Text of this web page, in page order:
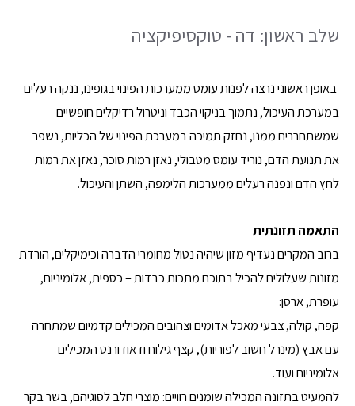
שלב ראשון: דה - טוקסיפיקציה
באופן ראשוני נרצה לפנות עומס ממערכות הפינוי בגופינו, ננקה רעלים
במערכת העיכול, נתמוך בניקוי הכבד וניטרול רדיקלים חופשיים
שמשתחררים ממנו, נחזק תמיכה במערכת הפינוי של הכליות, נשפר
את תנועת הדם, נוריד עומס מטבולי, נאזן רמות סוכר, נאזן את רמות
לחץ הדם ונפנה רעלים ממערכות הלימפה, השתן והעיכול.
התאמה תזונתית
ברוב המקרים נעדיף מזון שיהיה נטול מחומרי הדברה וכימיקלים, הורדת
מזונות שעלולים להכיל בתוכם מתכות כבדות – כספית, אלומיניום,
עופרת, ארסן:
קפה, קולה, צבעי מאכל אדומים וצהובים המכילים קדמיום שמתחרה
עם אבץ (מינרל חשוב לפוריות), קצף גילוח ודאודורנט המכילים
אלומיניום ועוד.
להמעיט בתזונה המכילה שומנים רוויים: מוצרי חלב לסוגיהם, בשר בקר